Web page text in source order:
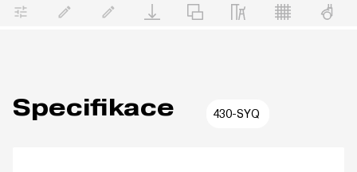
Specifikace 430-SYQ